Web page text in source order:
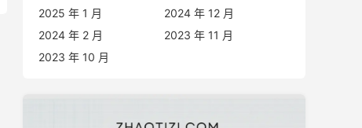
2025 年 1 月
2024 年 12 月
2024 年 2 月
2023 年 11 月
2023 年 10 月